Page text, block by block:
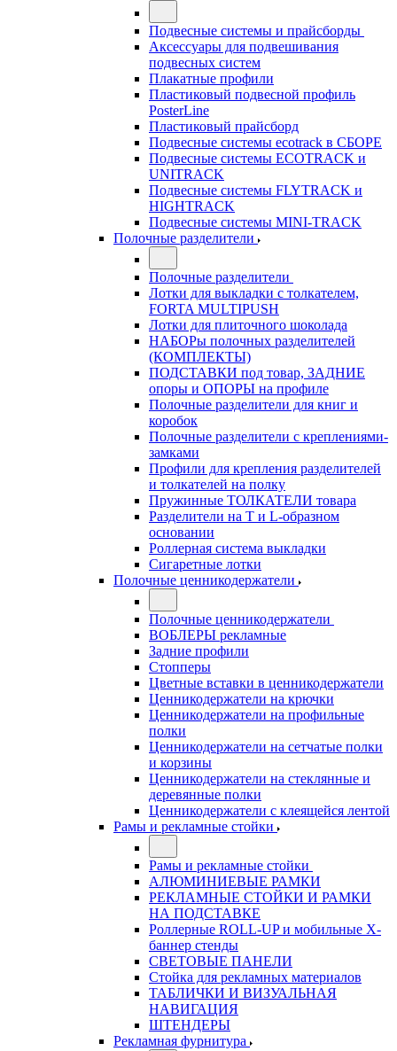
Подвесные системы и прайсборды
Аксессуары для подвешивания
подвесных систем
Плакатные профили
Пластиковый подвесной профиль
PosterLine
Пластиковый прайсборд
Подвесные системы ecotrack в СБОРЕ
Подвесные системы ECOTRACK и
UNITRACK
Подвесные системы FLYTRACK и
HIGHTRACK
Подвесные системы MINI-TRACK
Полочные разделители
Полочные разделители
Лотки для выкладки с толкателем,
FORTA MULTIPUSH
Лотки для плиточного шоколада
НАБОРы полочных разделителей
(КОМПЛЕКТЫ)
ПОДСТАВКИ под товар, ЗАДНИЕ
опоры и ОПОРЫ на профиле
Полочные разделители для книг и
коробок
Полочные разделители с креплениями-
замками
Профили для крепления разделителей
и толкателей на полку
Пружинные ТОЛКАТЕЛИ товара
Разделители на Т и L-образном
основании
Роллерная система выкладки
Сигаретные лотки
Полочные ценникодержатели
Полочные ценникодержатели
ВОБЛЕРЫ рекламные
Задние профили
Стопперы
Цветные вставки в ценникодержатели
Ценникодержатели на крючки
Ценникодержатели на профильные
полки
Ценникодержатели на сетчатые полки
и корзины
Ценникодержатели на стеклянные и
деревянные полки
Ценникодержатели с клеящейся лентой
Рамы и рекламные стойки
Рамы и рекламные стойки
АЛЮМИНИЕВЫЕ РАМКИ
РЕКЛАМНЫЕ СТОЙКИ И РАМКИ
НА ПОДСТАВКЕ
Роллерные ROLL-UP и мобильные X-
баннер стенды
СВЕТОВЫЕ ПАНЕЛИ
Стойка для рекламных материалов
ТАБЛИЧКИ И ВИЗУАЛЬНАЯ
НАВИГАЦИЯ
ШТЕНДЕРЫ
Рекламная фурнитура